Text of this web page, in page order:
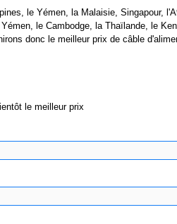
le Yémen, la Malaisie, Singapour,
le Cambodge, la Thaïlande, le
donc le meilleur prix de câble
le meilleur prix